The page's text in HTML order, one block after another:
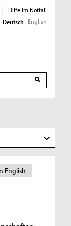
|
Hilfe im Notfall
Deutsch English
English